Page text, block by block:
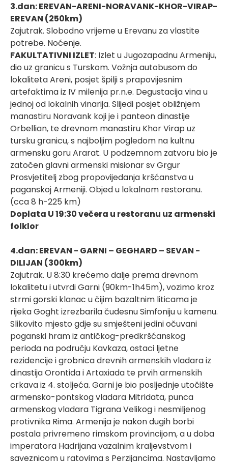
3.dan: EREVAN-ARENI-NORAVANK-KHOR-VIRAP-
EREVAN (250km)
Zajutrak. Slobodno vrijeme u Erevanu za vlastite
potrebe. Noćenje.
FAKULTATIVNI IZLET: Izlet u Jugozapadnu Armeniju,
dio uz granicu s Turskom. Vožnja autobusom do
lokaliteta Areni, posjet špilji s prapovijesnim
artefaktima iz IV milenija pr.n.e. Degustacija vina u
jednoj od lokalnih vinarija. Slijedi posjet obližnjem
manastiru Noravank koji je i panteon dinastije
Orbellian, te drevnom manastiru Khor Virap uz
tursku granicu, s najboljim pogledom na kultnu
armensku goru Ararat. U podzemnom zatvoru bio je
zatočen glavni armenski misionar sv Grgur
Prosvjetitelj zbog propovijedanja kršćanstva u
paganskoj Armeniji. Objed u lokalnom restoranu.
(cca 8 h-225 km)
Doplata U 19:30 večera u restoranu uz armenski
folklor
4.dan: EREVAN - GARNI – GEGHARD – SEVAN -
DILIJAN (300km)
Zajutrak. U 8:30 krećemo dalje prema drevnom
lokalitetu i utvrdi Garni (90km-1h45m), vozimo kroz
strmi gorski klanac u čijim bazaltnim liticama je
rijeka Goght izrezbarila čudesnu Simfoniju u kamenu.
Slikovito mjesto gdje su smješteni jedini očuvani
poganski hram iz antičkog-predkršćanskog
perioda na području Kavkaza, ostaci ljetne
rezidencije i grobnica drevnih armenskih vladara iz
dinastija Orontida i Artaxiada te prvih armenskih
crkava iz 4. stoljeća. Garni je bio posljednje utočište
armensko-pontskog vladara Mitridata, punca
armenskog vladara Tigrana Velikog i nesmiljenog
protivnika Rima. Armenija je nakon dugih borbi
postala privremeno rimskom provincijom, a u doba
imperatora Hadrijana vazalnim kraljevstvom i
saveznicom u ratovima s Perzijancima. Nastavljamo